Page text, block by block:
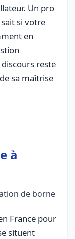
Un pro
si votre
en
reste
sa maîtrise
à
de borne
France pour
situent